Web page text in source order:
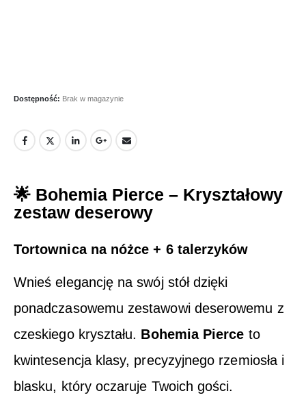
Dostępność: Brak w magazynie
🌟 Bohemia Pierce – Kryształowy
zestaw deserowy
Tortownica na nóżce + 6 talerzyków
Wnieś elegancję na swój stół dzięki
ponadczasowemu zestawowi deserowemu z
czeskiego kryształu. Bohemia Pierce to
kwintesencja klasy, precyzyjnego rzemiosła i
blasku, który oczaruje Twoich gości.